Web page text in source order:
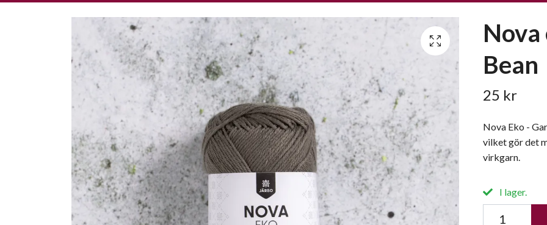
Nova
Bean
25 kr
Nova Eko -
vilket gör det
virkgarn.
I lager.